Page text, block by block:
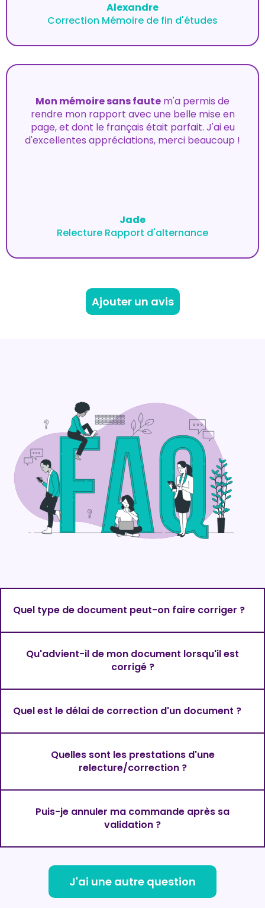
Alexandre
Correction Mémoire de fin d'études
Mon mémoire sans faute m'a permis de
rendre mon rapport avec une belle mise en
page, et dont le français était parfait. J'ai eu
d'excellentes appréciations, merci beaucoup !
Jade
Relecture Rapport d'alternance
Ajouter un avis
Quel type de document peut-on faire corriger ?
Qu'advient-il de mon document lorsqu'il est
corrigé ?
Quel est le délai de correction d'un document ?
Quelles sont les prestations d'une
relecture/correction ?
Puis-je annuler ma commande après sa
validation ?
J'ai une autre question